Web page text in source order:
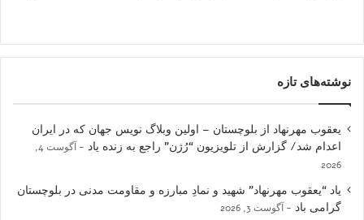
نوشته‌های تازه
یعقوب مهرنهاد از بلوچستان – اولین وبلاگ نویس جهان که در ایران
اعدام شد/ گزارش از تلویزیون “رُژن” راجع به زنده یاد
آگوست 4,
2026
یاد “یعقوب مهرنهاد” شهید و نمادِ مبارزه و مقاومت مدنی در بلوچستان
گرامی باد
آگوست 3, 2026